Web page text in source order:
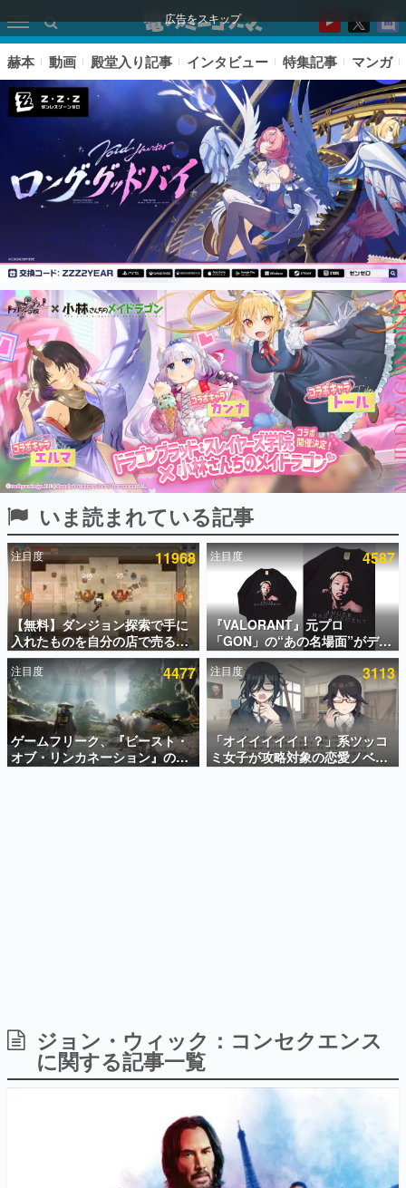
広告をスキップ
ピックアップ
電ファミのいま読まれている記事ランキング
アプリセール情報
インタビュー
連載・特集一覧
殿堂入り記事
SNS拡散数が数千以上！ ページビュー数万以上！ などな
ど。多くの人々に読まれた、電ファミ渾身の“殿堂入り”記
事をまとめました。
ゲームの企画書
名作ゲームクリエイターの方々に製作時のエピソードをお
聞きし、ヒットする企画（ゲーム）とは何か？を探ってい
きます。
赫本
この物語を解いてはいけない。『赫本』は、〈試験問題〉
の形をした短編ホラー小説集です。
新世代に訊く
これからのデジタルゲーム市場を担う若きクリエイター達
の姿を追い、彼らのルーツと情熱を探っていきます。
ゲーム開発者・hamatsu氏がゲームの魅力を画面や操作の
具体的な形から解き明かしていく、硬派で骨太な評論連載
です。
ゲームが変えた日本語
「経験値」「裏技」「ラスボス」… ゲームにまつわる言葉
の起源や用法の変遷を、コンピューター文化史研究家・タ
イニーP氏が徹底調査。
カテゴリ
赫本 動画 殿堂入り記事 インタビュー 特集記事 マンガ
いま読まれている記事
注目度 11968
【無料】ダンジョン探索で手に
入れたものを自分の店で売るゲ
ーム『Moonlighter』がSteam
にて無料配布中！続編
『Moonlighter 2』の9月2日正
式リリースを記念したキャンペ
ーン
注目度 4587
『VALORANT』元プロ
「GON」の“あの名場面”がデザ
インされた新作グッズが本日8月
5日より期間限定で発売。Tシャ
ツやコインケース、アクキーな
どが全品受注生産で登場、過去
に発売したグッズの再販も
注目度 4477
ゲームフリーク、『ビースト・
オブ・リンカネーション』の継
続的なアプデ方針を表明。ユー
注目度 3113
「オイイイイイ！？」系ツッコ
ミ女子が攻略対象の恋愛ノベル
ゲーム『美術部カノジョ』
ジョン・ウィック：コンセクエンス
に関する記事一覧